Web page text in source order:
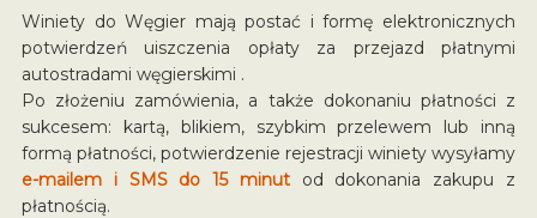
Winiety do Węgier mają postać i formę elektronicznych
potwierdzeń uiszczenia opłaty za przejazd płatnymi
autostradami węgierskimi .
Po złożeniu zamówienia, a także dokonaniu płatności z
sukcesem: kartą, blikiem, szybkim przelewem lub inną
formą płatności, potwierdzenie rejestracji winiety wysyłamy
e-mailem i SMS do 15 minutod dokonania zakupu z
płatnością.